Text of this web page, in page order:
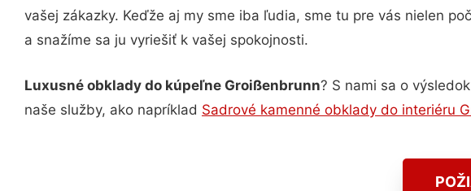
vašej zákazky. Keďže aj my sme iba ľudia, sme tu pre vás nielen
a snažíme sa ju vyriešiť k vašej spokojnosti.
Luxusné obklady do kúpeľne Groißenbrunn? S nami sa o
naše služby, ako napríklad Sadrové kamenné obklady do interiéru